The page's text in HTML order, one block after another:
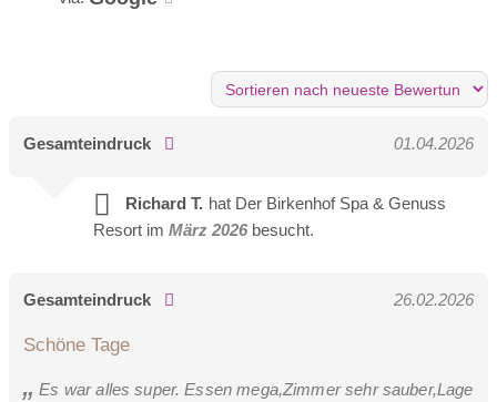
Gesamteindruck 01.04.2026
Richard T. hat Der Birkenhof Spa & Genuss
Resort im März 2026 besucht.
Gesamteindruck 26.02.2026
Schöne Tage
Es war alles super. Essen mega,Zimmer sehr sauber,Lage